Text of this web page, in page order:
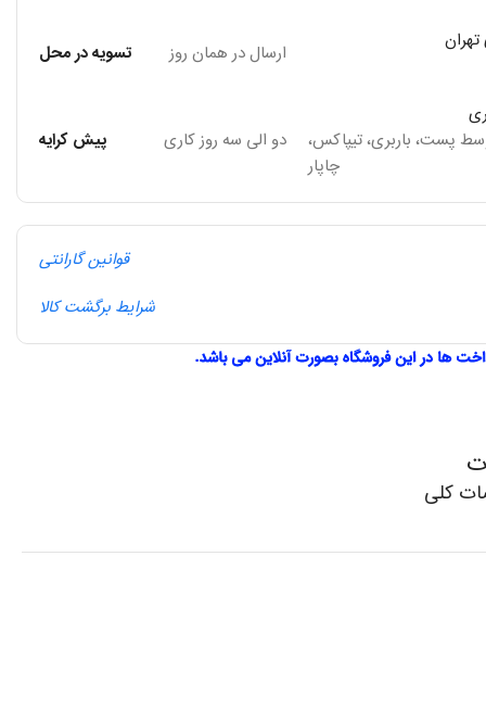
ارسال در همان روز تسویه در محل
پست، باربری، تیپاکس،
چاپار
دو الی سه روز کاری پیش کرایه
قوانین گارانتی
شرایط برگشت کالا
کلی